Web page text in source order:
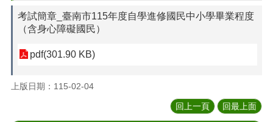
考試簡章_臺南市115年度自學進修國民中小學畢業程度
（含身心障礙國民）
pdf(301.90 KB)
上版日期：115-02-04
回上一頁 回最上面